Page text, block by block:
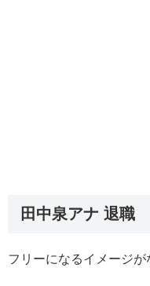
田中泉アナ 退職
フリーになるイメージが